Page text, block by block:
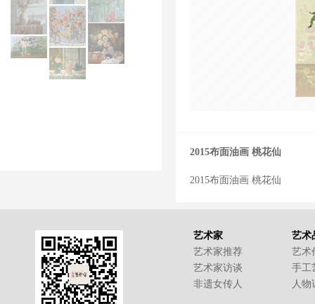
2015布面油画 桃花仙
2015布面油画 桃花仙
艺术家
艺术家推荐
艺术家访谈
非遗女传人
艺术
艺术
手工
人物